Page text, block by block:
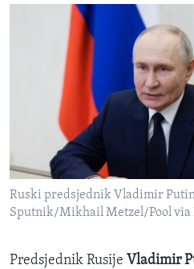
Ruski predsjednik Vladimir Putin
Sputnik/Mikhail Metzel/Pool via
Predsjednik Rusije Vladimir